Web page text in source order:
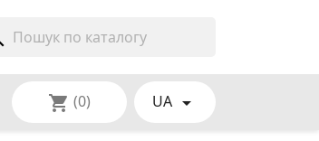
shopping_cart (0) UA 